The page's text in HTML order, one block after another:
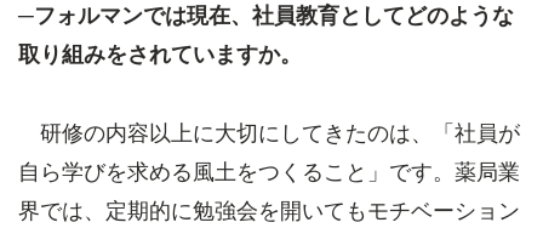
─フォルマンでは現在、社員教育としてどのような
取り組みをされていますか。
研修の内容以上に大切にしてきたのは、「社員が
自ら学びを求める風土をつくること」です。薬局業
界では、定期的に勉強会を開いてもモチベーション